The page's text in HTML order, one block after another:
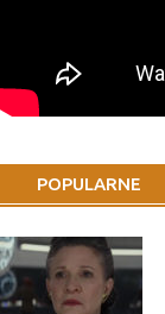
POPULARNE